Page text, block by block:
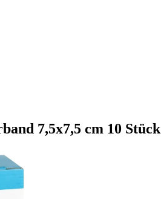
7,5x7,5 cm 10 Stück